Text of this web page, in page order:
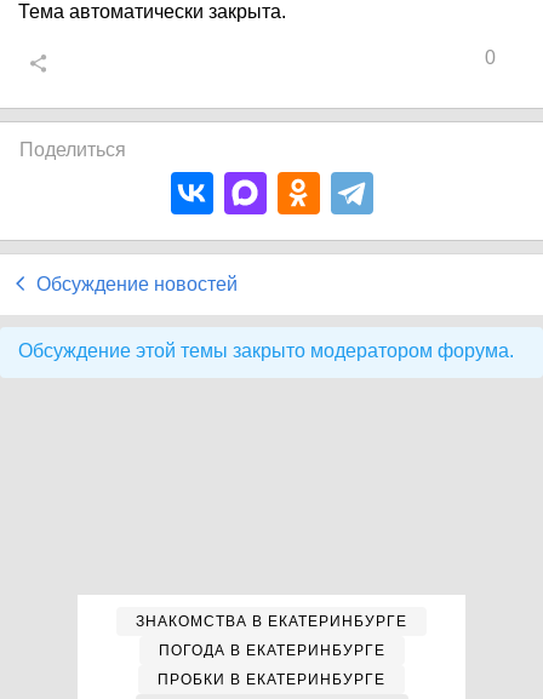
Тема автоматически закрыта.
0
Поделиться
Обсуждение новостей
Обсуждение этой темы закрыто модератором форума.
ЗНАКОМСТВА В ЕКАТЕРИНБУРГЕ
ПОГОДА В ЕКАТЕРИНБУРГЕ
ПРОБКИ В ЕКАТЕРИНБУРГЕ